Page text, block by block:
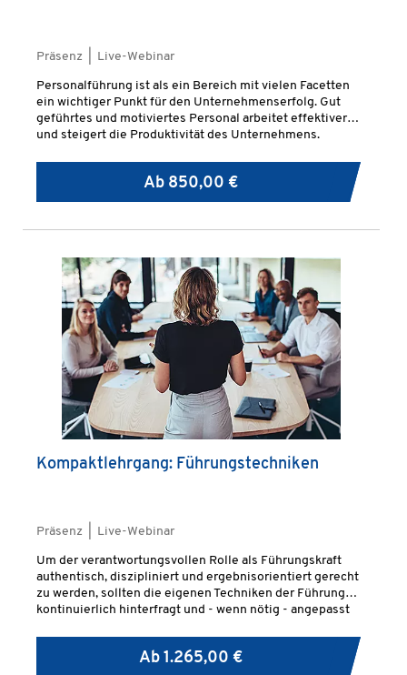
Präsenz | Live-Webinar
Personalführung ist als ein Bereich mit vielen Facetten
ein wichtiger Punkt für den Unternehmenserfolg. Gut
geführtes und motiviertes Personal arbeitet effektiver
und steigert die Produktivität des Unternehmens.
Ab 850,00 €
Kompaktlehrgang: Führungstechniken
Präsenz | Live-Webinar
Um der verantwortungsvollen Rolle als Führungskraft
authentisch, diszipliniert und ergebnisorientiert gerecht
zu werden, sollten die eigenen Techniken der Führung
kontinuierlich hinterfragt und - wenn nötig - angepasst
Ab 1.265,00 €